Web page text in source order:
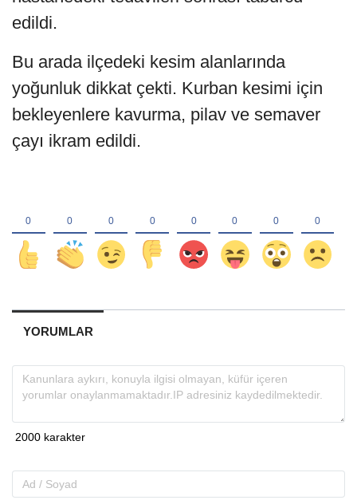
edildi.
Bu arada ilçedeki kesim alanlarında
yoğunluk dikkat çekti. Kurban kesimi için
bekleyenlere kavurma, pilav ve semaver
çayı ikram edildi.
YORUMLAR